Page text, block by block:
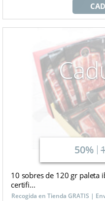
50%
10 sobres de 120 gr paleta
certifi...
Recogida en Tienda GRATIS |